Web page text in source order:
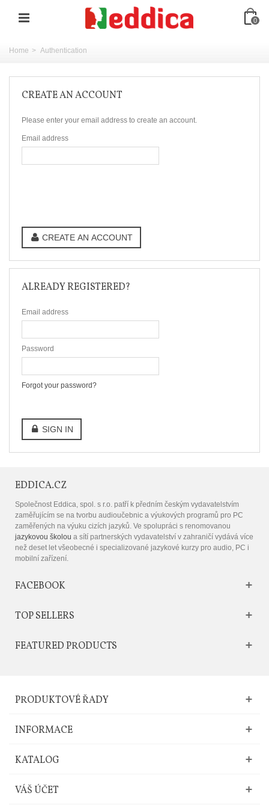
0
Home > Authentication
CREATE AN ACCOUNT
Please enter your email address to create an account.
Email address
CREATE AN ACCOUNT
ALREADY REGISTERED?
Email address
Password
Forgot your password?
SIGN IN
EDDICA.CZ
Společnost Eddica, spol. s r.o. patří k předním českým vydavatelstvím
zaměřujícím se na tvorbu audioučebnic a výukových programů pro PC
zaměřených na výuku cizích jazyků. Ve spolupráci s renomovanou
jazykovou školou a sítí partnerských vydavatelství v zahraničí vydává více
než deset let všeobecné i specializované jazykové kurzy pro audio, PC i
mobilní zařízení.
FACEBOOK
TOP SELLERS
FEATURED PRODUCTS
PRODUKTOVÉ ŘADY
INFORMACE
KATALOG
VÁŠ ÚČET